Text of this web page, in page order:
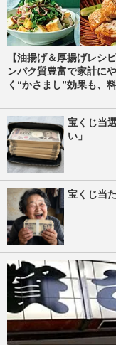
【油揚げ＆厚揚げレシ
ンパク質豊富で家計に
く“かさまし”効果も、
宝くじ当
い」
宝くじ当